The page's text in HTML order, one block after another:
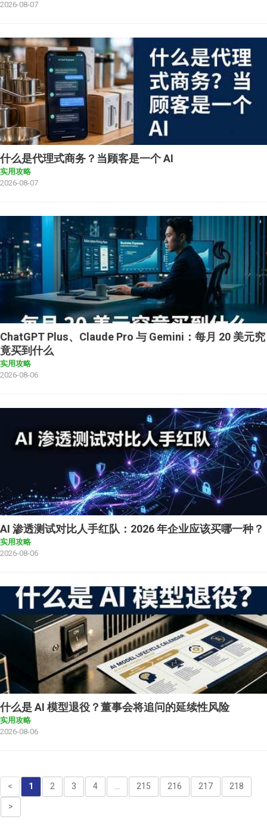
2026-08-07
什么是代理式商务？当顾客是一个 AI
实用攻略
2026-08-07
ChatGPT Plus、Claude Pro 与 Gemini：每月 20 美元究
竟买到什么
实用攻略
2026-08-06
AI 渗透测试对比人手红队：2026 年企业应该买哪一种？
实用攻略
2026-08-06
什么是 AI 模型退役？董事会将追问的延续性风险
实用攻略
2026-08-06
< 1 2 3 4 ... 215 216 217
218
>